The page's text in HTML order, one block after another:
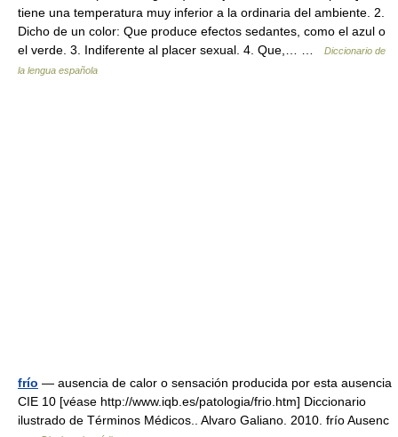
tiene una temperatura muy inferior a la ordinaria del ambiente. 2.
Dicho de un color: Que produce efectos sedantes, como el azul o
el verde. 3. Indiferente al placer sexual. 4. Que,… …
Diccionario de
la lengua española
frío — ausencia de calor o sensación producida por esta ausencia
CIE 10 [véase http://www.iqb.es/patologia/frio.htm] Diccionario
ilustrado de Términos Médicos.. Alvaro Galiano. 2010. frío Ausenc